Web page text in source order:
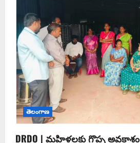
తెలంగాణ
DRDO | మహిళలకు గొప్ప అవకాశం